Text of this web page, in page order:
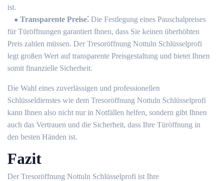
ist.​
Transparente Preise⁚ Die Festlegung eines Pauschalpreises
für Türöffnungen garantiert Ihnen, dass Sie keinen überhöhten
Preis zahlen müssen.​ Der Tresoröffnung Nottuln Schlüsselprofi
legt großen Wert auf transparente Preisgestaltung und bietet Ihnen
somit finanzielle Sicherheit.​
Die Wahl eines zuverlässigen und professionellen
Schlüsseldienstes wie dem Tresoröffnung Nottuln Schlüsselprofi
kann Ihnen also nicht nur in Notfällen helfen, sondern gibt Ihnen
auch das Vertrauen und die Sicherheit, dass Ihre Türöffnung in
den besten Händen ist.
Fazit
Der Tresoröffnung Nottuln Schlüsselprofi ist Ihre